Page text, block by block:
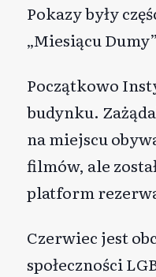
Pokazy były
„Miesiącu
Początkowo
budynku.
na miejscu
filmów, ale
platform
Czerwiec jest
społeczności